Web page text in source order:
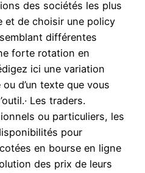
des sociétés les plus
et de choisir une policy
différentes
forte rotation en
ici une variation
d’un texte que vous
Les traders.
ou particuliers, les
pour
en bourse en ligne
des prix de leurs